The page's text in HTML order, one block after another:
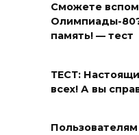
Сможете
Олимпиады-
память! — тест
ТЕСТ:
всех! А вы